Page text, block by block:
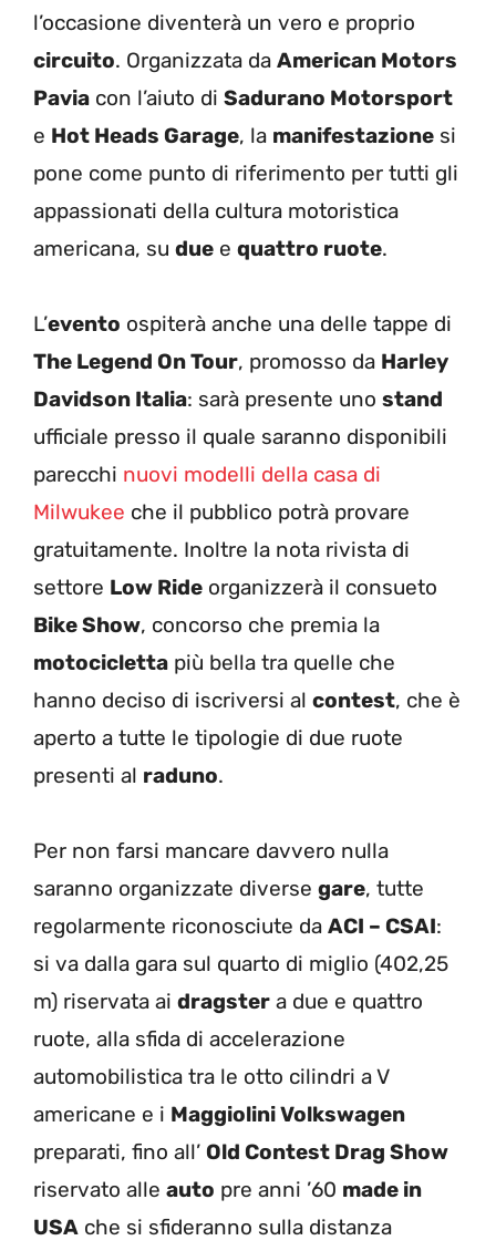
l’occasione diventerà un vero e proprio
circuito. Organizzata da American Motors
Pavia con l’aiuto di Sadurano Motorsport
e Hot Heads Garage, la manifestazione si
pone come punto di riferimento per tutti gli
appassionati della cultura motoristica
americana, su due e quattro ruote.
L’evento ospiterà anche una delle tappe di
The Legend On Tour, promosso da Harley
Davidson Italia: sarà presente uno stand
ufficiale presso il quale saranno disponibili
parecchi nuovi modelli della casa di
Milwukee che il pubblico potrà provare
gratuitamente. Inoltre la nota rivista di
settore Low Ride organizzerà il consueto
Bike Show, concorso che premia la
motocicletta più bella tra quelle che
hanno deciso di iscriversi al contest, che è
aperto a tutte le tipologie di due ruote
presenti al raduno.
Per non farsi mancare davvero nulla
saranno organizzate diverse gare, tutte
regolarmente riconosciute da ACI – CSAI:
si va dalla gara sul quarto di miglio (402,25
m) riservata ai dragster a due e quattro
ruote, alla sfida di accelerazione
automobilistica tra le otto cilindri a V
americane e i Maggiolini Volkswagen
preparati, fino all’ Old Contest Drag Show
riservato alle auto pre anni ’60 made in
USA che si sfideranno sulla distanza